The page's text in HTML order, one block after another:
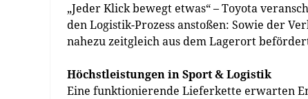
„Jeder Klick bewegt etwas“ – Toyota
den Logistik-Prozess anstoßen: Sowie der
nahezu zeitgleich aus dem Lagerort
Höchstleistungen in Sport & Logistik
Eine funktionierende Lieferkette erwarten